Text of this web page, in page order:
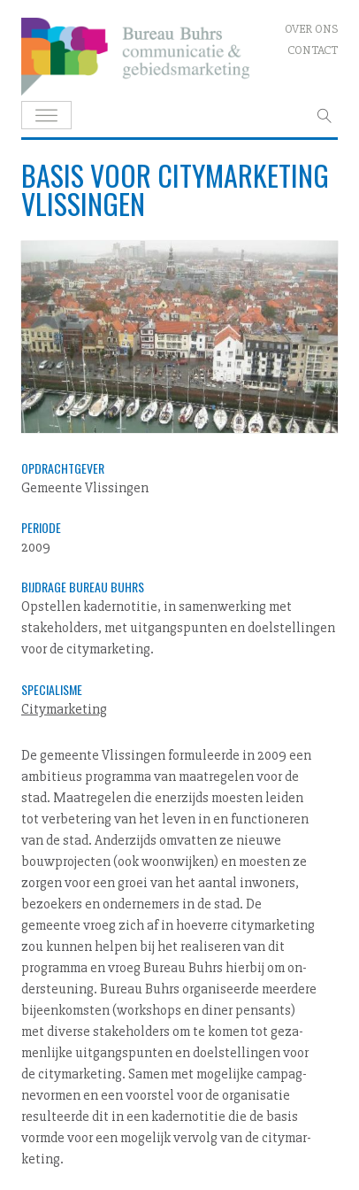
Skip
to
content
OVER ONS
CONTACT
BASIS VOOR CITYMARKETING
VLISSINGEN
OPDRACHTGEVER
Gemeente Vlissingen
PERIODE
2009
BIJDRAGE BUREAU BUHRS
Opstellen kadernotitie, in samenwerking met
stakeholders, met uitgangspunten en doelstellingen
voor de citymarketing.
SPECIALISME
Citymarketing
De gemeente Vlissingen formuleerde in 2009 een
ambitieus programma van maatregelen voor de
stad. Maatregelen die enerzijds moesten leiden
tot verbetering van het leven in en func­ti­o­ne­ren
van de stad. Anderzijds omvatten ze nieuwe
bouw­pro­jec­ten (ook woonwijken) en moesten ze
zorgen voor een groei van het aantal inwoners,
bezoekers en ondernemers in de stad. De
gemeente vroeg zich af in hoeverre ci­ty­mar­ke­ting
zou kunnen helpen bij het realiseren van dit
programma en vroeg Bureau Buhrs hierbij om on­
der­steu­ning. Bureau Buhrs or­ga­ni­seer­de meerdere
bij­een­kom­sten (workshops en diner pensants)
met diverse sta­ke­hol­ders om te komen tot ge­za­
men­lij­ke uit­gangs­pun­ten en doel­stel­lin­gen voor
de ci­ty­mar­ke­ting. Samen met mogelijke cam­pag­
ne­vor­men en een voorstel voor de organisatie
resulteerde dit in een ka­der­no­ti­tie die de basis
vormde voor een mogelijk vervolg van de ci­ty­mar­
ke­ting.